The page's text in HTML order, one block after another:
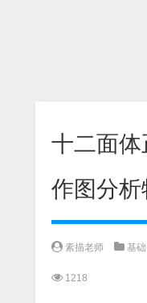
十二面
作图分
素描老师 基础
1218